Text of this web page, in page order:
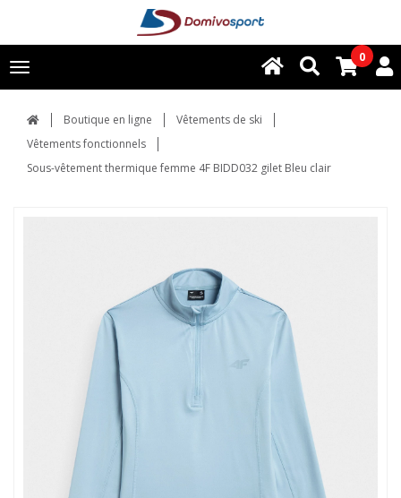
Toggle
navigation
0
Boutique en ligne
Vêtements de ski
Vêtements fonctionnels
Sous-vêtement thermique femme 4F BIDD032 gilet Bleu clair